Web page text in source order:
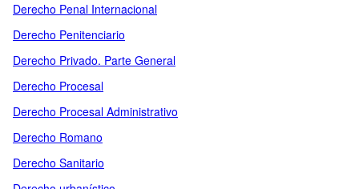
Derecho Penal Internacional
Derecho Penitenciario
Derecho Privado. Parte General
Derecho Procesal
Derecho Procesal Administrativo
Derecho Romano
Derecho Sanitario